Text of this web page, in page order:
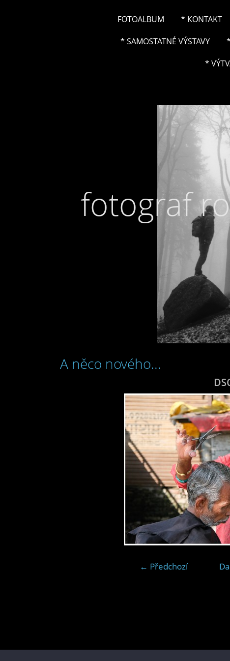
FOTOALBUM * KONTAKT
* SAMOSTATNÉ VÝSTAVY
*
fotograf
A něco nového...
← Předchozí